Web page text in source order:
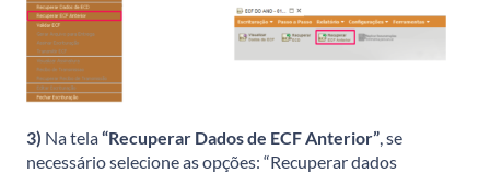
3) Na tela“Recuperar Dados de ECF Anterior” , se
necessário selecione as opções: “Recuperar dados